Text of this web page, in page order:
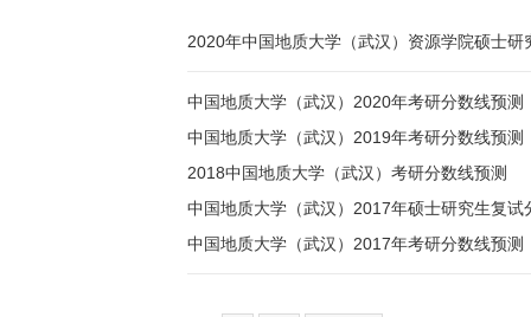
2020年中国地质大学（武汉）资源学院硕士研
中国地质大学（武汉）2020年考研分数线预测
中国地质大学（武汉）2019年考研分数线预测
2018中国地质大学（武汉）考研分数线预测
中国地质大学（武汉）2017年硕士研究生复试
中国地质大学（武汉）2017年考研分数线预测